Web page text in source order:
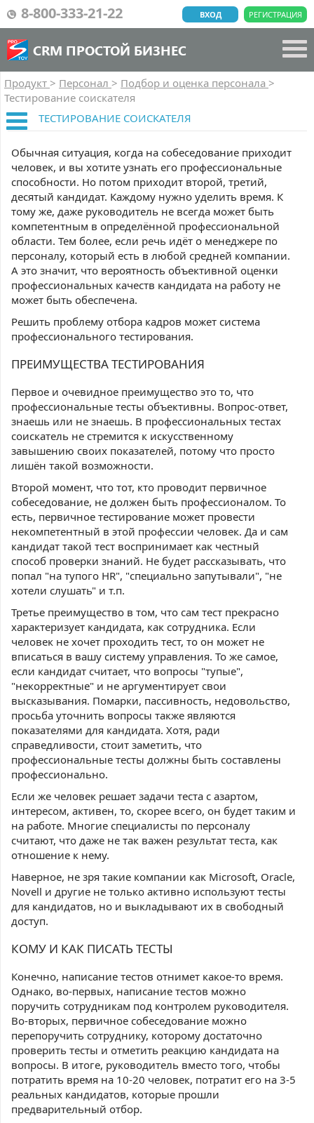
8-800-333-21-22 РЕГИСТРАЦИЯ
ВХОД
CRM ПРОСТОЙ БИЗНЕС
Продукт > Персонал > Подбор и оценка персонала >
Тестирование соискателя
ТЕСТИРОВАНИЕ СОИСКАТЕЛЯ
Обычная ситуация, когда на собеседование приходит
человек, и вы хотите узнать его профессиональные
способности. Но потом приходит второй, третий,
десятый кандидат. Каждому нужно уделить время. К
тому же, даже руководитель не всегда может быть
компетентным в определённой профессиональной
области. Тем более, если речь идёт о менеджере по
персоналу, который есть в любой средней компании.
А это значит, что вероятность объективной оценки
профессиональных качеств кандидата на работу не
может быть обеспечена.
Решить проблему отбора кадров может система
профессионального тестирования.
ПРЕИМУЩЕСТВА ТЕСТИРОВАНИЯ
Первое и очевидное преимущество это то, что
профессиональные тесты объективны. Вопрос-ответ,
знаешь или не знаешь. В профессиональных тестах
соискатель не стремится к искусственному
завышению своих показателей, потому что просто
лишён такой возможности.
Второй момент, что тот, кто проводит первичное
собеседование, не должен быть профессионалом. То
есть, первичное тестирование может провести
некомпетентный в этой профессии человек. Да и сам
кандидат такой тест воспринимает как честный
способ проверки знаний. Не будет рассказывать, что
попал "на тупого HR", "специально запутывали", "не
хотели слушать" и т.п.
Третье преимущество в том, что сам тест прекрасно
характеризует кандидата, как сотрудника. Если
человек не хочет проходить тест, то он может не
вписаться в вашу систему управления. То же самое,
если кандидат считает, что вопросы "тупые",
"некорректные" и не аргументирует свои
высказывания. Помарки, пассивность, недовольство,
просьба уточнить вопросы также являются
показателями для кандидата. Хотя, ради
справедливости, стоит заметить, что
профессиональные тесты должны быть составлены
профессионально.
Если же человек решает задачи теста с азартом,
интересом, активен, то, скорее всего, он будет таким и
на работе. Многие специалисты по персоналу
считают, что даже не так важен результат теста, как
отношение к нему.
Наверное, не зря такие компании как Microsoft, Oracle,
Novell и другие не только активно используют тесты
для кандидатов, но и выкладывают их в свободный
доступ.
КОМУ И КАК ПИСАТЬ ТЕСТЫ
Конечно, написание тестов отнимет какое-то время.
Однако, во-первых, написание тестов можно
поручить сотрудникам под контролем руководителя.
Во-вторых, первичное собеседование можно
перепоручить сотруднику, которому достаточно
проверить тесты и отметить реакцию кандидата на
вопросы. В итоге, руководитель вместо того, чтобы
потратить время на 10-20 человек, потратит его на 3-5
реальных кандидатов, которые прошли
предварительный отбор.